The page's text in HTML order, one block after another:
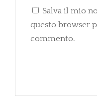
Salva il mio
questo browser
commento.